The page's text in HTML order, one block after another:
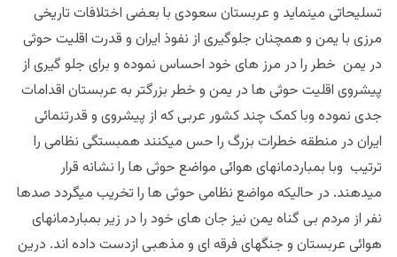
تسلیحاتی مینماید و عربستان سعودی با بعضی اختلافات تاریخی
مرزی با یمن و همچنان جلوگیری از نفوذ ایران و قدرت اقلیت حوثی
در یمن خطر را در مرز های خود احساس نموده و برای جلو گیری از
پیشروی اقلیت حوثی ها در یمن و خطر بزرگتر به عربستان اقدامات
جدی نموده وبا کمک چند کشور عربی که از پیشروی و قدرتنمائی
ایران در منطقه خطرات بزرگ را حس میکنند همبستگی نظامی را
ترتیب وبا بمباردمانهای هوائی مواضع حوثی ها را نشانه قرار
میدهند. در حالیکه مواضع نظامی حوثی ها را تخریب میگردد صدها
نفر از مردم بی گناه یمن نیز جان های خود را در زیر بمباردمانهای
هوائی عربستان و جنگهای فرقه ای و مذهبی ازدست داده اند. درین